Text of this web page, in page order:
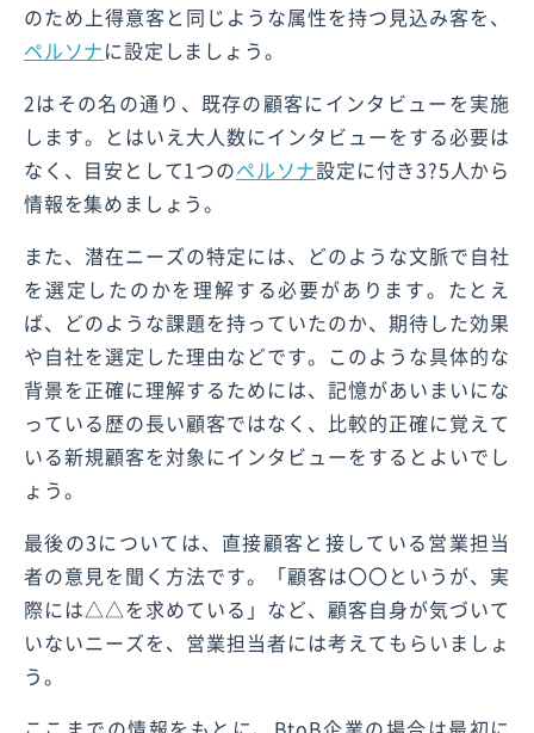
のため上得意客と同じような属性を持つ見込み客を、
ペルソナに設定しましょう。
2はその名の通り、既存の顧客にインタビューを実施
します。とはいえ大人数にインタビューをする必要は
なく、目安として1つのペルソナ設定に付き3?5人から
情報を集めましょう。
また、潜在ニーズの特定には、どのような文脈で自社
を選定したのかを理解する必要があります。たとえ
ば、どのような課題を持っていたのか、期待した効果
や自社を選定した理由などです。このような具体的な
背景を正確に理解するためには、記憶があいまいにな
っている歴の長い顧客ではなく、比較的正確に覚えて
いる新規顧客を対象にインタビューをするとよいでし
ょう。
最後の3については、直接顧客と接している営業担当
者の意見を聞く方法です。「顧客は〇〇というが、実
際には△△を求めている」など、顧客自身が気づいて
いないニーズを、営業担当者には考えてもらいましょ
う。